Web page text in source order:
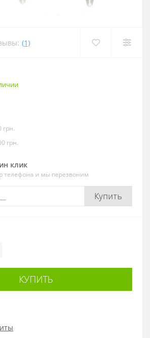
(1)
грн.
грн.
клик
телефона и мы перезвоним
Купить
КУПИТЬ